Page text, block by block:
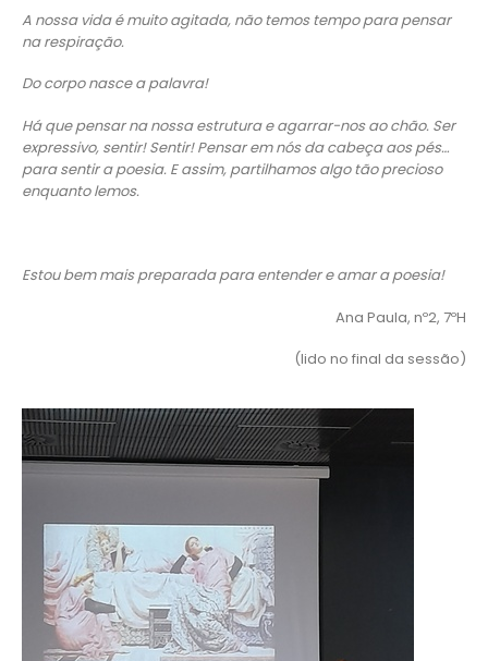
A nossa vida é muito agitada, não temos tempo para pensar
na respiração.
Do corpo nasce a palavra!
Há que pensar na nossa estrutura e agarrar-nos ao chão. Ser
expressivo, sentir! Sentir! Pensar em nós da cabeça aos pés…
para sentir a poesia. E assim, partilhamos algo tão precioso
enquanto lemos.
Estou bem mais preparada para entender e amar a poesia!
Ana Paula, nº2, 7ºH
(lido no final da sessão)